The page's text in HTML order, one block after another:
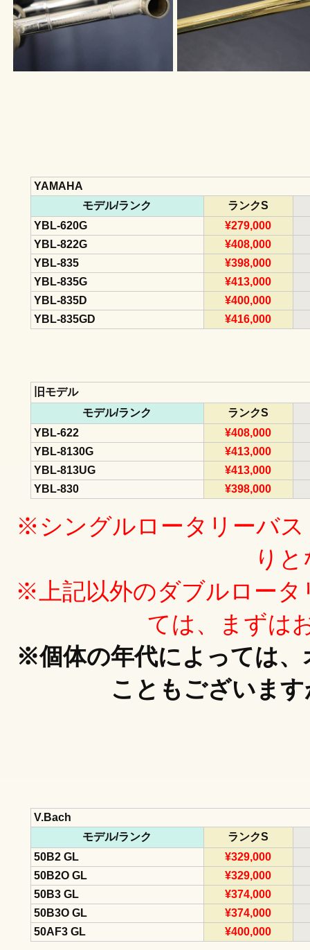
YAMAHA
モデル/ランク
ランクS
YBL-620G
¥279,000
YBL-822G
¥408,000
YBL-835
¥398,000
YBL-835G
¥413,000
YBL-835D
¥400,000
YBL-835GD
¥416,000
旧モデル
モデル/ランク
ランクS
YBL-622
¥408,000
YBL-8130G
¥413,000
YBL-813UG
¥413,000
YBL-830
¥398,000
※シングルロータリーバ
り
※上記以外のダブルロー
ては、まずは
※個体の年代によっては
こともございま
V.Bach
モデル/ランク
ランクS
50B2 GL
¥329,000
50B2O GL
¥329,000
50B3 GL
¥374,000
50B3O GL
¥374,000
50AF3 GL
¥400,000